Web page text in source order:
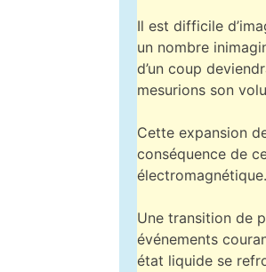
Il est difficile
un nombre
d’un coup
mesurions son
Cette expansion
conséquence de
Une transition de
événements
état liquide se